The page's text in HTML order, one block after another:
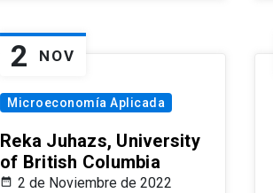
2 NOV
Microeconomía Aplicada
Reka Juhazs, University
of British Columbia
2 de Noviembre de 2022